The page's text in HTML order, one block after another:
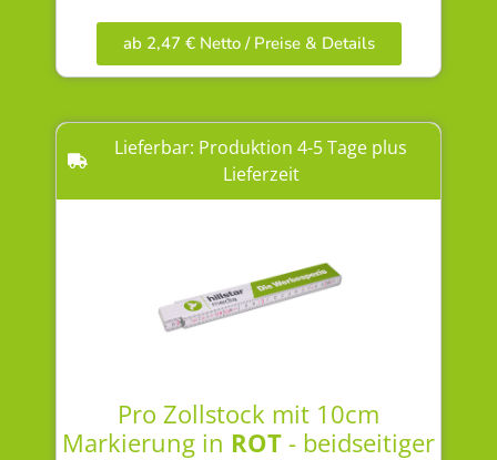
ab 2,47 € Netto / Preise & Details
Lieferbar: Produktion 4-5 Tage plus
Lieferzeit
Pro Zollstock mit 10cm
Markierung in ROT- beidseitiger